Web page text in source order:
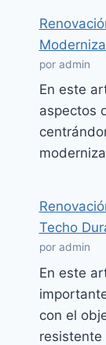
por admin
En este
aspectos
Techo
por admin
En este
con el
resistente